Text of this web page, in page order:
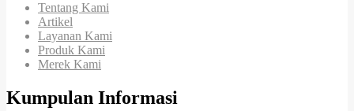
Tentang Kami
Artikel
Layanan Kami
Produk Kami
Merek Kami
Kumpulan Informasi